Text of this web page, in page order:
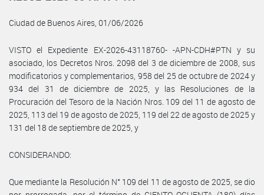
Ciudad de Buenos Aires, 01/06/2026
VISTO el Expediente EX-2026-43118760- -APN-CDH#PTN y su
asociado, los Decretos Nros. 2098 del 3 de diciembre de 2008, sus
modificatorios y complementarios, 958 del 25 de octubre de 2024 y
934 del 31 de diciembre de 2025, y las Resoluciones de la
Procuración del Tesoro de la Nación Nros. 109 del 11 de agosto de
2025, 113 del 19 de agosto de 2025, 119 del 22 de agosto de 2025 y
131 del 18 de septiembre de 2025, y
CONSIDERANDO:
Que mediante la Resolución N° 109 del 11 de agosto de 2025, se dio